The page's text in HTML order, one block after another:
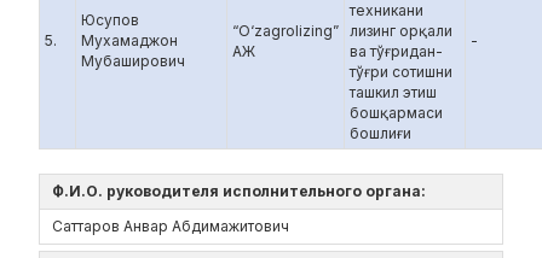
5.
Юсупов
Мухамаджон
Мубаширович
“O‘zagrolizing”
АЖ
техникани
лизинг орқали
ва тўғридан-
тўғри сотишни
ташкил этиш
бошқармаси
бошлиғи
-
Ф.И.О. руководителя исполнительного органа:
Саттаров Анвар Абдимажитович